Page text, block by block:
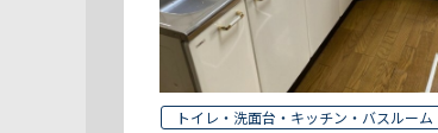
トイレ・洗面台・キッチン・バスルーム